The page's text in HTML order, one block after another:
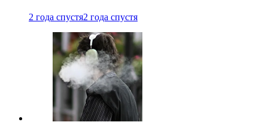
2 года спустя2 года спустя